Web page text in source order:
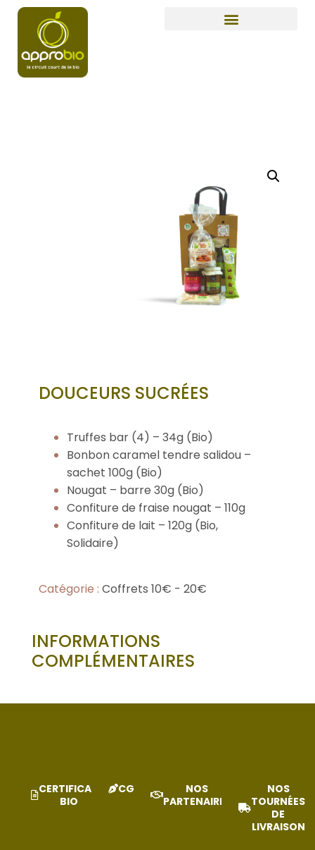
DOUCEURS SUCRÉES
Truffes bar (4) – 34g (Bio)
Bonbon caramel tendre salidou –
sachet 100g (Bio)
Nougat – barre 30g (Bio)
Confiture de fraise nougat – 110g
Confiture de lait – 120g (Bio,
Solidaire)
Catégorie : Coffrets 10€ - 20€
INFORMATIONS
COMPLÉMENTAIRES
CERTIFICAT
BIO
CGV
NOS
PARTENAIRES
NOS
TOURNÉES
DE
LIVRAISON